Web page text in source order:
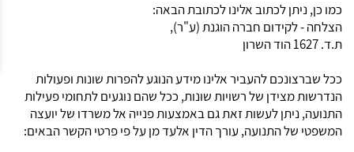
כמו כן, ניתן לכתוב אלינו לכתובת הבאה:
הצלחה - לקידום חברה הוגנת (ע"ר),
ת.ד. 1627 הוד השרון
ככל שברצונכם להעביר אלינו מידע הנוגע להפרות שונות ופעולות
הנדרשות מצידן של רשויות שונות, ככל שהם נוגעים לתחומי פעילות
התנועה, ניתן לעשות זאת גם באמצעות פנייה אל משרדו של יועצה
המשפטי של התנועה, עורך הדין אלעד מן על פי פרטי הקשר הבאים: